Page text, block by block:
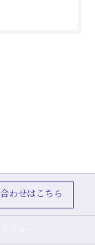
わせはこちら